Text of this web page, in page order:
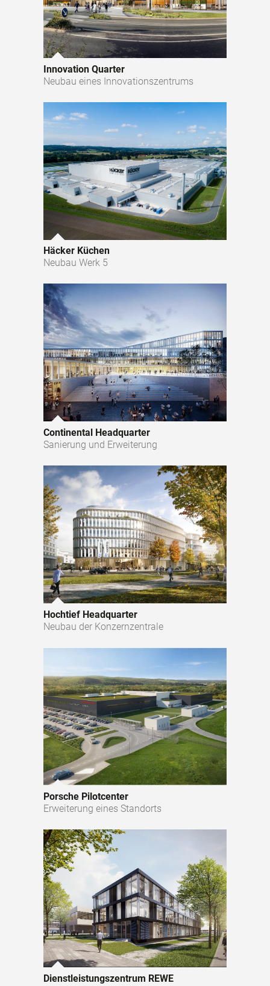
Innovation Quarter
Neubau eines Innovationszentrums
Häcker Küchen
Neubau Werk 5
Continental Headquarter
Sanierung und Erweiterung
Hochtief Headquarter
Neubau der Konzernzentrale
Porsche Pilotcenter
Erweiterung eines Standorts
Dienstleistungszentrum REWE